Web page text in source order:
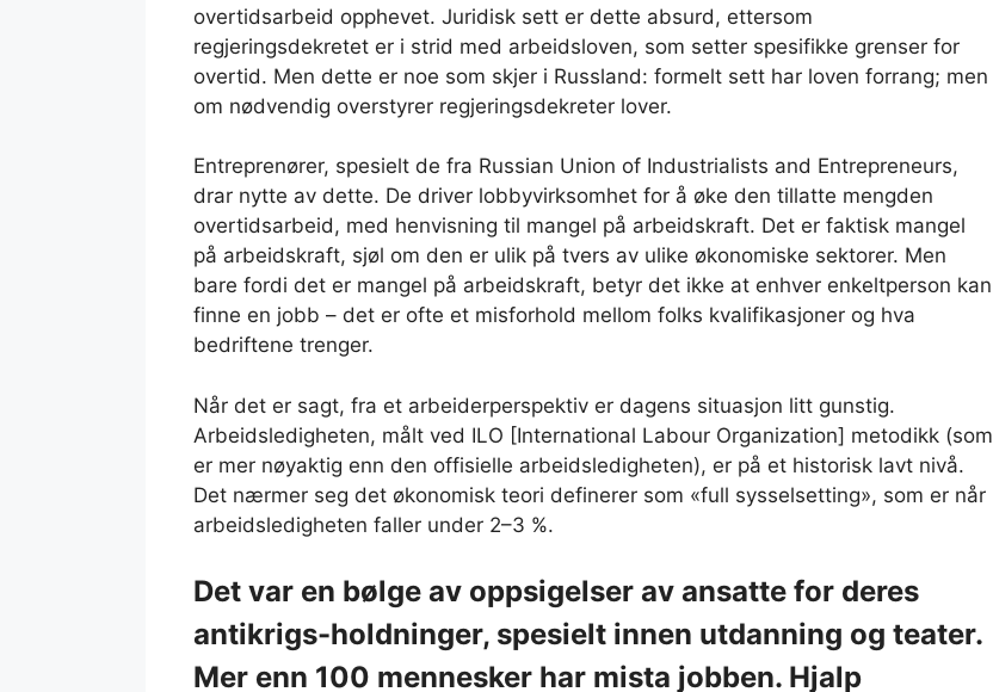
overtidsarbeid opphevet. Juridisk sett er dette absurd, ettersom
regjeringsdekretet er i strid med arbeidsloven, som setter spesifikke grenser for
overtid. Men dette er noe som skjer i Russland: formelt sett har loven forrang; men
om nødvendig overstyrer regjeringsdekreter lover.
Entreprenører, spesielt de fra Russian Union of Industrialists and Entrepreneurs,
drar nytte av dette. De driver lobbyvirksomhet for å øke den tillatte mengden
overtidsarbeid, med henvisning til mangel på arbeidskraft. Det er faktisk mangel
på arbeidskraft, sjøl om den er ulik på tvers av ulike økonomiske sektorer. Men
bare fordi det er mangel på arbeidskraft, betyr det ikke at enhver enkeltperson kan
finne en jobb – det er ofte et misforhold mellom folks kvalifikasjoner og hva
bedriftene trenger.
Når det er sagt, fra et arbeiderperspektiv er dagens situasjon litt gunstig.
Arbeidsledigheten, målt ved ILO [International Labour Organization] metodikk (som
er mer nøyaktig enn den offisielle arbeidsledigheten), er på et historisk lavt nivå.
Det nærmer seg det økonomisk teori definerer som «full sysselsetting», som er når
arbeidsledigheten faller under 2–3 %.
Det var en bølge av oppsigelser av ansatte for deres
antikrigs-holdninger, spesielt innen utdanning og teater.
Mer enn 100 mennesker har mista jobben. Hjalp